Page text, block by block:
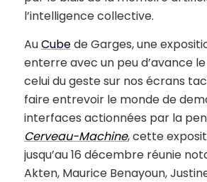
l’intelligence collective.
AuCubede Garges, une
enterre avec un peu d’avance
celui du geste sur nos écrans
faire entrevoir le monde de
interfaces actionnées par la
Cerveau-Machine, cette
jusqu’au 16 décembre réunie
Akten, Maurice Benayoun,